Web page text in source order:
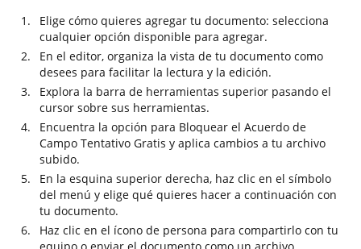
Elige cómo quieres agregar tu documento: selecciona
cualquier opción disponible para agregar.
En el editor, organiza la vista de tu documento como
desees para facilitar la lectura y la edición.
Explora la barra de herramientas superior pasando el
cursor sobre sus herramientas.
Encuentra la opción para Bloquear el Acuerdo de
Campo Tentativo Gratis y aplica cambios a tu archivo
subido.
En la esquina superior derecha, haz clic en el símbolo
del menú y elige qué quieres hacer a continuación con
tu documento.
Haz clic en el ícono de persona para compartirlo con tu